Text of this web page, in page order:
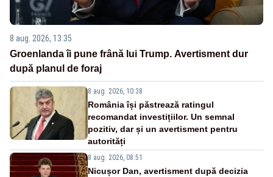
8 aug. 2026, 13:35
Groenlanda îi pune frână lui Trump. Avertisment dur
după planul de foraj
8 aug. 2026, 10:38
România își păstrează ratingul
recomandat investițiilor. Un semnal
pozitiv, dar și un avertisment pentru
autorități
8 aug. 2026, 08:51
Nicușor Dan, avertisment după decizia